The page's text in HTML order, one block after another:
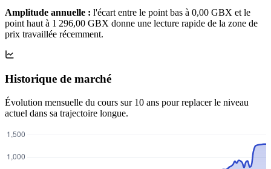
Amplitude annuelle : l'écart entre le point bas à 0,00 GBX et le
point haut à 1 296,00 GBX donne une lecture rapide de la zone de
prix travaillée récemment.
Historique de marché
Évolution mensuelle du cours sur 10 ans pour replacer le niveau
actuel dans sa trajectoire longue.